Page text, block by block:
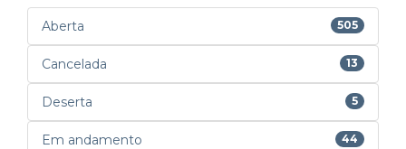
Aberta 505
Cancelada 13
Deserta 5
Em andamento 44